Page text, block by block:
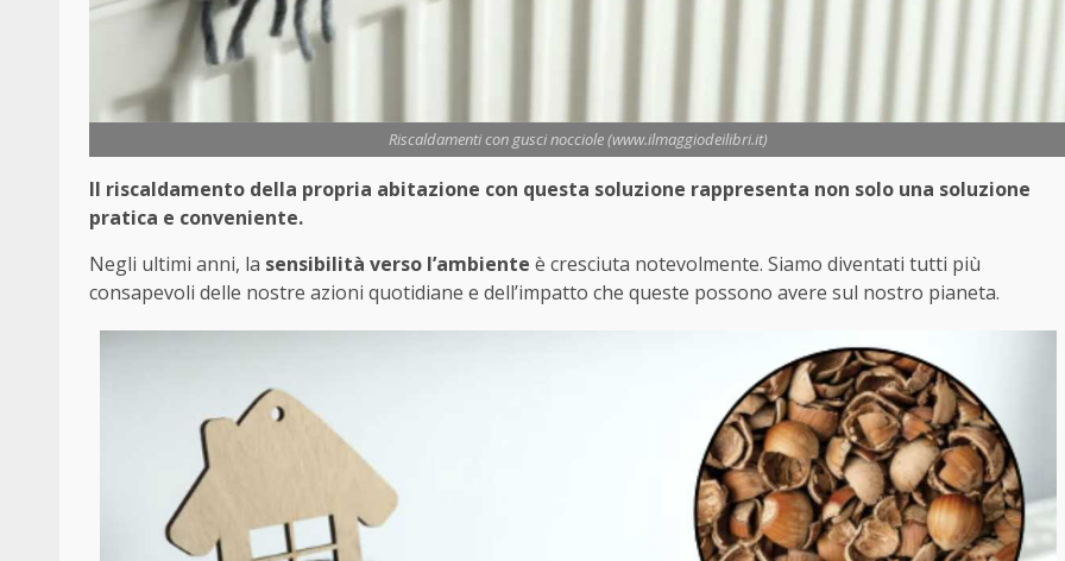
Riscaldamenti con gusci nocciole (www.ilmaggiodeilibri.it)
Il riscaldamento della propria abitazione con questa soluzione rappresenta non solo una soluzione
pratica e conveniente.
Negli ultimi anni, la sensibilità verso l’ambiente è cresciuta notevolmente. Siamo diventati tutti più
consapevoli delle nostre azioni quotidiane e dell’impatto che queste possono avere sul nostro pianeta.